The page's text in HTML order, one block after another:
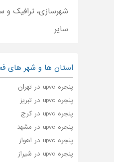
شهرسازی، ترافیک و
سایر
استان ها و شهر های
پنجره upvc در تهران
پنجره upvc در تبریز
پنجره upvc در کرج
پنجره upvc در مشهد
پنجره upvc در اهواز
پنجره upvc در شیراز